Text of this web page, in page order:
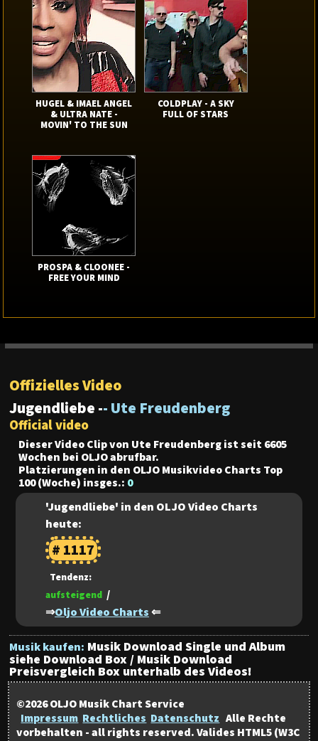
HUGEL & IMAEL ANGEL
& ULTRA NATE -
MOVIN' TO THE SUN
COLDPLAY - A SKY
FULL OF STARS
PROSPA & CLOONEE -
FREE YOUR MIND
Offizielles Video
Jugendliebe -- Ute Freudenberg
Official video
Dieser Video Clip von Ute Freudenberg ist seit6605
Wochen bei OLJO abrufbar.
Platzierungen in den OLJO Musikvideo Charts Top
100(Woche) insges.: 0
'Jugendliebe' in den OLJO Video Charts
heute:
# 1117
Tendenz:
aufsteigend/
⇒Oljo Video Charts⇐
Musik kaufen: Musik Download Single und Album
siehe Download Box / Musik Download
Preisvergleich Box unterhalb des Videos!
©2026 OLJO Musik Chart Service
Impressum Rechtliches Datenschutz Alle Rechte
vorbehalten - all rights reserved. Valides HTML5 (W3C